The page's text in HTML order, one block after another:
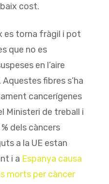
cost.
es torna fràgil i pot
que no es
en l’aire
fibres s’ha
cancerígenes
Ministeri de treball i
dels càncers
a la UE estan
i a Espanya causa
morts per càncer